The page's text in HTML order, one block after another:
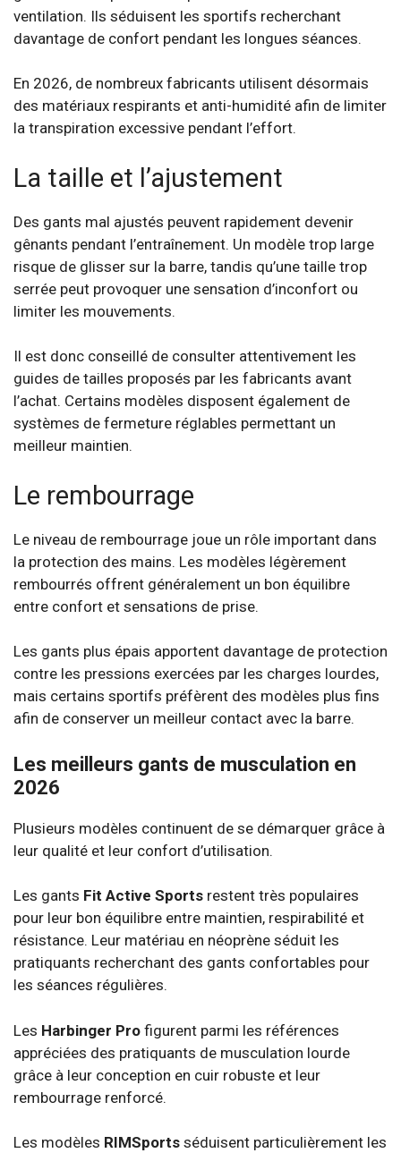
ventilation. Ils séduisent les sportifs recherchant
davantage de confort pendant les longues séances.
En 2026, de nombreux fabricants utilisent désormais
des matériaux respirants et anti-humidité afin de limiter
la transpiration excessive pendant l’effort.
La taille et l’ajustement
Des gants mal ajustés peuvent rapidement devenir
gênants pendant l’entraînement. Un modèle trop large
risque de glisser sur la barre, tandis qu’une taille trop
serrée peut provoquer une sensation d’inconfort ou
limiter les mouvements.
Il est donc conseillé de consulter attentivement les
guides de tailles proposés par les fabricants avant
l’achat. Certains modèles disposent également de
systèmes de fermeture réglables permettant un
meilleur maintien.
Le rembourrage
Le niveau de rembourrage joue un rôle important dans
la protection des mains. Les modèles légèrement
rembourrés offrent généralement un bon équilibre
entre confort et sensations de prise.
Les gants plus épais apportent davantage de protection
contre les pressions exercées par les charges lourdes,
mais certains sportifs préfèrent des modèles plus fins
afin de conserver un meilleur contact avec la barre.
Les meilleurs gants de musculation en
2026
Plusieurs modèles continuent de se démarquer grâce à
leur qualité et leur confort d’utilisation.
Les gants Fit Active Sports restent très populaires
pour leur bon équilibre entre maintien, respirabilité et
résistance. Leur matériau en néoprène séduit les
pratiquants recherchant des gants confortables pour
les séances régulières.
Les Harbinger Pro figurent parmi les références
appréciées des pratiquants de musculation lourde
grâce à leur conception en cuir robuste et leur
rembourrage renforcé.
Les modèles RIMSports séduisent particulièrement les